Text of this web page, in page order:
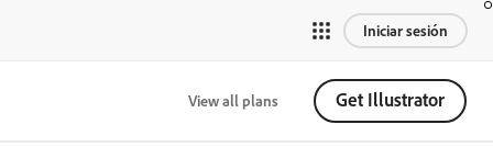
Iniciar sesión
View all plans Get Illustrator